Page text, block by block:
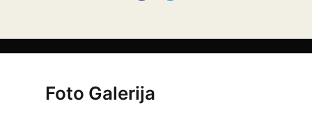
Foto Galerija